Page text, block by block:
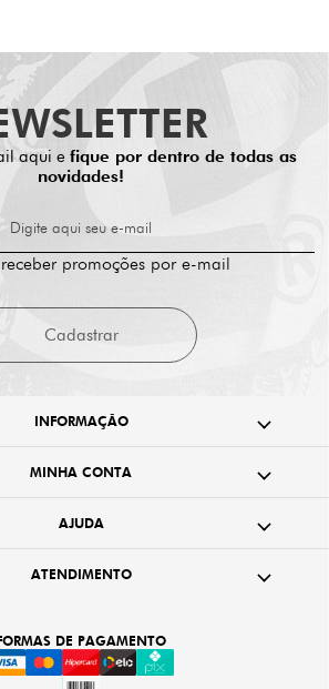
aqui e fique por dentro de todas as
novidades!
Digite aqui seu e-mail
Cadastrar
promoções por e-mail
INFORMAÇÃO
MINHA CONTA
AJUDA
ATENDIMENTO
DE PAGAMENTO